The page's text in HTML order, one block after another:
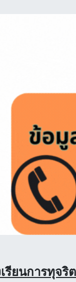
เรียนการทุจ